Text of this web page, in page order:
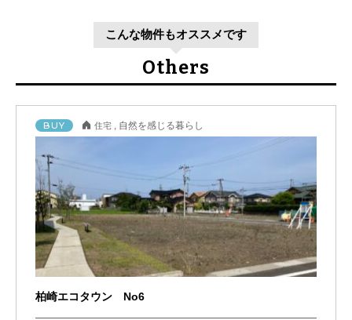
Others
こんな物件もオススメです
BUY 住宅, 自然を感じる暮らし
柏崎エコタウン No6